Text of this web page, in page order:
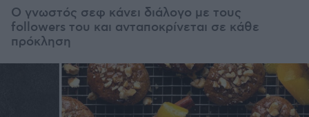
Ο γνωστός σεφ κάνει διάλογο με τους
followers του και ανταποκρίνεται σε κάθε
πρόκληση